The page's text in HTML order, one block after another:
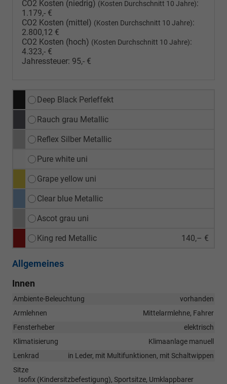
CO2 Kosten (niedrig) (Kosten Durchschnitt 10 Jahre):
1.179,- €
CO2 Kosten (mittel) (Kosten Durchschnitt 10 Jahre):
2.800,12 €
CO2 Kosten (hoch) (Kosten Durchschnitt 10 Jahre):
4.323,- €
Jahressteuer: 95,- €
Deep Black Perleffekt
Rauch grau Metallic
Reflex Silber Metallic
Pure white uni
Grape yellow uni
Clear blue Metallic
Ascot grau uni
King red Metallic 140,– €
Allgemeines
Innen
Ambiente-Beleuchtung
vorhanden
Armlehnen
Mittelarmlehne, Fahrer
Fensterheber
elektrisch
Klimatisierung
Klimaanlage manuell
Lenkrad
in Leder, mit Multifunktionen, mit Schaltwippen
Sitze
Isofix (Kindersitzbefestigung), Sportsitze, Umklappbarer